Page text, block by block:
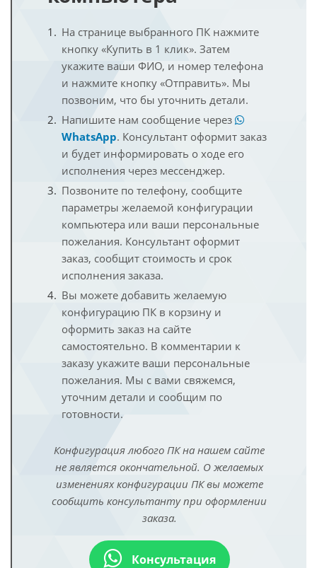
На странице выбранного ПК нажмите
кнопку «Купить в 1 клик». Затем
укажите ваши ФИО, и номер телефона
и нажмите кнопку «Отправить». Мы
позвоним, что бы уточнить детали.
Напишите нам сообщение через
WhatsApp. Консультант оформит заказ
и будет информировать о ходе его
исполнения через мессенджер.
Позвоните по телефону, сообщите
параметры желаемой конфигурации
компьютера или ваши персональные
пожелания. Консультант оформит
заказ, сообщит стоимость и срок
исполнения заказа.
Вы можете добавить желаемую
конфигурацию ПК в корзину и
оформить заказ на сайте
самостоятельно. В комментарии к
заказу укажите ваши персональные
пожелания. Мы с вами свяжемся,
уточним детали и сообщим по
готовности.
Конфигурация любого ПК на нашем сайте
не является окончательной. О желаемых
изменениях конфигурации ПК вы можете
сообщить консультанту при оформлении
заказа.
Консультация